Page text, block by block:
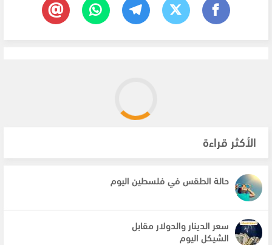
الأكثر قراءة
حالة الطقس في فلسطين اليوم
سعر الدينار والدولار مقابل
الشيكل اليوم